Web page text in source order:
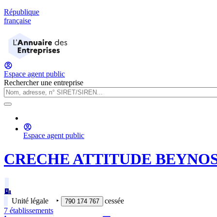
République
française
Espace agent public
Rechercher une entreprise
Espace agent public
CRECHE ATTITUDE
Unité légale ‣ 790 174 767
cessée
7 établissements